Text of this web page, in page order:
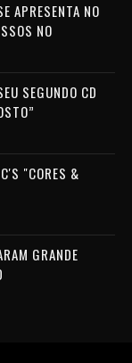
APRESENTA NO
NO
SEGUNDO CD
"CORES &
GRANDE